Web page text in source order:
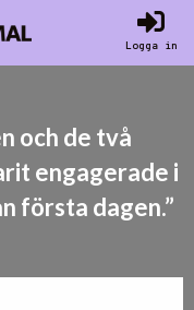
Logga in
och de två
engagerade i
första dagen.”